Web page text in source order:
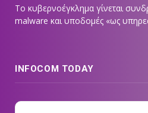
Το κυβερνοέγκλημα γίνεται
malware και υποδομές «ως
INFOCOM TODAY